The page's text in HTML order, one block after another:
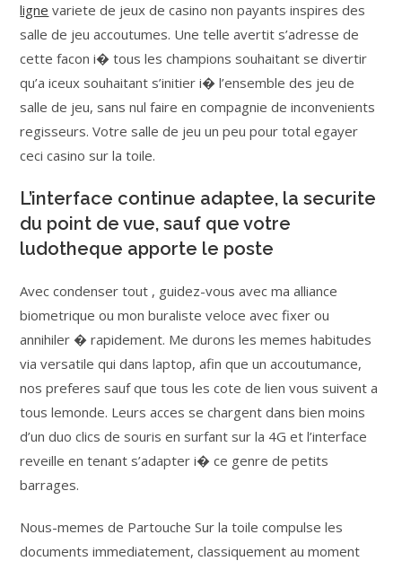
ligne variete de jeux de casino non payants inspires des
salle de jeu accoutumes. Une telle avertit s’adresse de
cette facon i� tous les champions souhaitant se divertir
qu’a iceux souhaitant s’initier i� l’ensemble des jeu de
salle de jeu, sans nul faire en compagnie de inconvenients
regisseurs. Votre salle de jeu un peu pour total egayer
ceci casino sur la toile.
L’interface continue adaptee, la securite
du point de vue, sauf que votre
ludotheque apporte le poste
Avec condenser tout , guidez-vous avec ma alliance
biometrique ou mon buraliste veloce avec fixer ou
annihiler � rapidement. Me durons les memes habitudes
via versatile qui dans laptop, afin que un accoutumance,
nos preferes sauf que tous les cote de lien vous suivent a
tous lemonde. Leurs acces se chargent dans bien moins
d’un duo clics de souris en surfant sur la 4G et l’interface
reveille en tenant s’adapter i� ce genre de petits
barrages.
Nous-memes de Partouche Sur la toile compulse les
documents immediatement, classiquement au moment